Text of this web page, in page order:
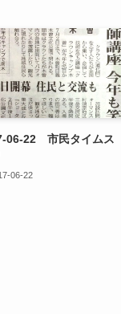
06-22 市民タイムス
06-22